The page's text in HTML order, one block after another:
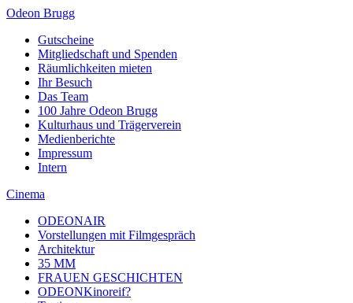
Odeon Brugg
Gutscheine
Mitgliedschaft und Spenden
Räumlichkeiten mieten
Ihr Besuch
Das Team
100 Jahre Odeon Brugg
Kulturhaus und Trägerverein
Medienberichte
Impressum
Intern
Cinema
ODEONAIR
Vorstellungen mit Filmgespräch
Architektur
35 MM
FRAUEN GESCHICHTEN
ODEONKinoreif?